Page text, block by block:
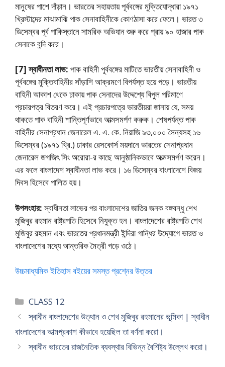
মানুষের পাশে দাঁড়ান। ভারতের সহায়তায় পূর্ববঙ্গের মুক্তিযােদ্ধারা ১৯৭১
খ্রিস্টাব্দের মাঝামাঝি পাক সেনাবাহিনীকে কোণঠাসা করে ফেলে। ভারত ৩
ডিসেম্বর পূর্ব পাকিস্তানে সামরিক অভিযান শুরু করে প্রায় ৯০ হাজার পাক
সেনাকে বন্দি করে।
[7] স্বাধীনতা লাভ: পাক বাহিনী পূর্ববঙ্গের মাটিতে ভারতীয় সেনাবাহিনী ও
পূর্ববঙ্গের মুক্তিবাহিনীর সাঁড়াশি আক্রমণে বিপর্যস্ত হয়ে পড়ে। ভারতীয়
বাহিনী আকাশ থেকে ঢাকায় পাক সেনাদের উদ্দেশ্যে বিপুল পরিমাণে
প্রচারপত্র বিতরণ করে। এই প্রচারপত্রে ভারতীয়রা জানায় যে, সময়
থাকতে পাক বাহিনী শান্তিপূর্ণভাবে আত্মসমর্পণ করুক। শেষপর্যন্ত পাক
বাহিনীর সেনাপ্রধান জেনারেল এ. এ. কে. নিয়াজি ৯৩,০০০ সৈন্যসহ ১৬
ডিসেম্বর (১৯৭১ খ্রি.) ঢাকার রেসকোর্স ময়দানে ভারতের সেনাপ্রধান
জেনারেল জগজিৎ সিং অরােরা-র কাছে আনুষ্ঠানিকভাবে আত্মসমর্পণ করেন।
এর ফলে বাংলাদেশ স্বাধীনতা লাভ করে। ১৬ ডিসেম্বর বাংলাদেশে বিজয়
দিবস হিসেবে পালিত হয়।
উপসংহার:স্বাধীনতা লাভের পর বাংলাদেশের জাতির জনক বঙ্গবন্ধু শেখ
মুজিবুর রহমান রাষ্ট্রপতি হিসেবে নিযুক্ত হন। বাংলাদেশের রাষ্ট্রপতি শেখ
মুজিবুর রহমান এবং ভারতের প্রধানমন্ত্রী ইন্দিরা গান্ধির উদ্যোগে ভারত ও
বাংলাদেশের মধ্যে আন্তরিক মৈত্রী গড়ে ওঠে।
উচ্চমাধ্যমিক ইতিহাস বইয়ের সমস্ত প্রশ্নের উত্তর
Categories
CLASS 12
স্বাধীন বাংলাদেশের উত্থান ও শেখ মুজিবুর রহমানের ভূমিকা | স্বাধীন
বাংলাদেশের আত্মপ্রকাশ কীভাবে হয়েছিল তা বর্ণনা করাে।
স্বাধীন ভারতের রাজনৈতিক ব্যবস্থার বিভিন্ন বৈশিষ্ট্য উল্লেখ করাে।